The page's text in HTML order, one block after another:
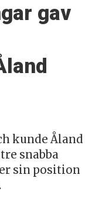
gav
kunde Åland
snabba
sin position